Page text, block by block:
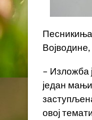
– Изложба
један
овој